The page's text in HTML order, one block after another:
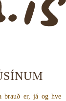
brauð er, já og hve